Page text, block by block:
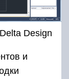
Design
и